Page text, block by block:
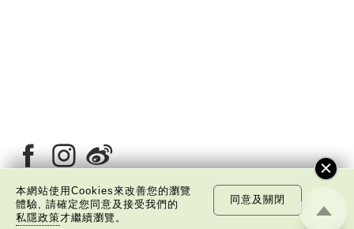
本網站使用Cookies來改善您的瀏覽
體驗, 請確定您同意及接受我們的
私隱政策才繼續瀏覽。
同意及關閉